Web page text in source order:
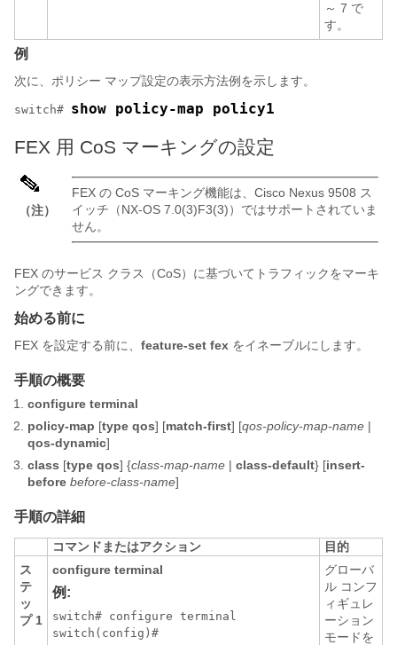
～ 7 で
す。
例
次に、ポリシー マップ設定の表示方法例を示します。
switch# show policy-map policy1
FEX 用 CoS マーキングの設定
（注）
FEX の CoS マーキング機能は、Cisco Nexus 9508 ス
イッチ（NX-OS 7.0(3)F3(3)）ではサポートされていま
せん。
FEX のサービス クラス（CoS）に基づいてトラフィックをマーキ
ングできます。
始める前に
FEX を設定する前に、 feature-set fex をイネーブルにします。
手順の概要
configure terminal
policy-map [type qos] [match-first] [qos-policy-map-name |
qos-dynamic]
class [type qos] {class-map-name | class-default} [insert-
before before-class-name]
手順の詳細
コマンドまたはアクション
目的
ス
テ
ッ
プ 1
configure terminal
例:
switch# configure terminal
switch(config)#
グローバ
ル コンフ
ィギュレ
ーション
モードを